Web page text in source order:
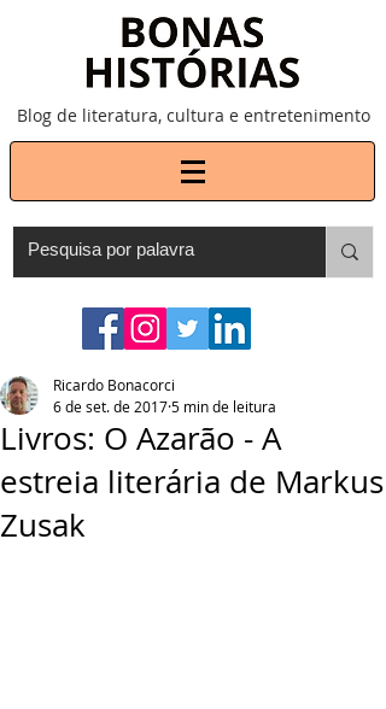
Blog de literatura, cultura e entretenimento
Livros: O Azarão - A
estreia literária de Markus
Zusak
Ricardo Bonacorci
6 de set. de 20175 min de leitura